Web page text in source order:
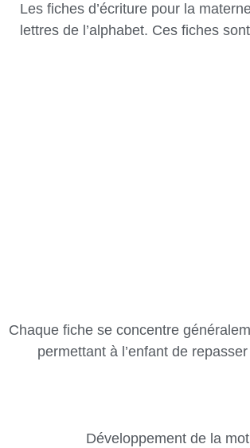
Les fiches d’écriture pour la
lettres de l’alphabet. Ces fiches
Chaque fiche se concentre
permettant à l’enfant de
Développement de la